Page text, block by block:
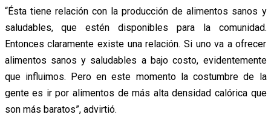
“Ésta tiene relación con la producción de alimentos sanos y
saludables, que estén disponibles para la comunidad.
Entonces claramente existe una relación. Si uno va a ofrecer
alimentos sanos y saludables a bajo costo, evidentemente
que influimos. Pero en este momento la costumbre de la
gente es ir por alimentos de más alta densidad calórica que
son más baratos”, advirtió.